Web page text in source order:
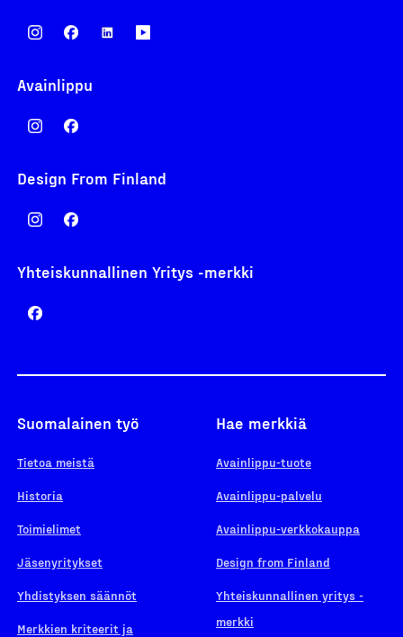
Avainlippu
Design From Finland
Yhteiskunnallinen Yritys -merkki
Suomalainen työ
Tietoa meistä
Historia
Toimielimet
Jäsenyritykset
Yhdistyksen säännöt
Merkkien kriteerit ja
Hae merkkiä
Avainlippu-tuote
Avainlippu-palvelu
Avainlippu-verkkokauppa
Design from Finland
Yhteiskunnallinen yritys -
merkki